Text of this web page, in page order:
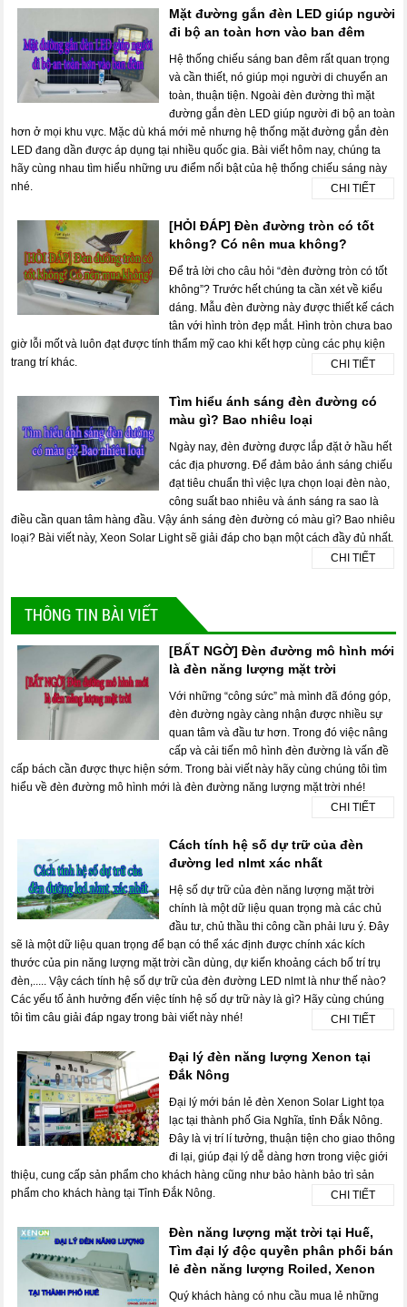
Mặt đường gắn đèn LED giúp người
đi bộ an toàn hơn vào ban đêm
Hệ thống chiếu sáng ban đêm rất quan trọng
và cần thiết, nó giúp mọi người di chuyển an
toàn, thuận tiện. Ngoài đèn đường thì mặt
đường gắn đèn LED giúp người đi bộ an toàn
hơn ở mọi khu vực. Mặc dù khá mới mẻ nhưng hệ thống mặt đường gắn đèn
LED đang dần được áp dụng tại nhiều quốc gia. Bài viết hôm nay, chúng ta
hãy cùng nhau tìm hiểu những ưu điểm nổi bật của hệ thống chiếu sáng này
nhé.
CHI TIẾT
[HỎI ĐÁP] Đèn đường tròn có tốt
không? Có nên mua không?
Để trả lời cho câu hỏi “đèn đường tròn có tốt
không”? Trước hết chúng ta cần xét về kiểu
dáng. Mẫu đèn đường này được thiết kế cách
tân với hình tròn đẹp mắt. Hình tròn chưa bao
giờ lỗi mốt và luôn đạt được tính thẩm mỹ cao khi kết hợp cùng các phụ kiện
trang trí khác.
CHI TIẾT
Tìm hiểu ánh sáng đèn đường có
màu gì? Bao nhiêu loại
Ngày nay, đèn đường được lắp đặt ở hầu hết
các địa phương. Để đảm bảo ánh sáng chiếu
đạt tiêu chuẩn thì việc lựa chọn loại đèn nào,
công suất bao nhiêu và ánh sáng ra sao là
điều cần quan tâm hàng đầu. Vậy ánh sáng đèn đường có màu gì? Bao nhiêu
loại? Bài viết này, Xeon Solar Light sẽ giải đáp cho bạn một cách đầy đủ nhất.
CHI TIẾT
THÔNG TIN BÀI VIẾT
[BẤT NGỜ] Đèn đường mô hình mới
là đèn năng lượng mặt trời
Với những “công sức” mà mình đã đóng góp,
đèn đường ngày càng nhận được nhiều sự
quan tâm và đầu tư hơn. Trong đó việc nâng
cấp và cải tiến mô hình đèn đường là vấn đề
cấp bách cần được thực hiện sớm. Trong bài viết này hãy cùng chúng tôi tìm
hiểu về đèn đường mô hình mới là đèn đường năng lượng mặt trời nhé!
CHI TIẾT
Cách tính hệ số dự trữ của đèn
đường led nlmt xác nhất
Hệ số dự trữ của đèn năng lượng mặt trời
chính là một dữ liệu quan trọng mà các chủ
đầu tư, chủ thầu thi công cần phải lưu ý. Đây
sẽ là một dữ liệu quan trọng để bạn có thể xác định được chính xác kích
thước của pin năng lượng mặt trời cần dùng, dự kiến khoảng cách bố trí trụ
đèn,..... Vậy cách tính hệ số dự trữ của đèn đường LED nlmt là như thế nào?
Các yếu tố ảnh hưởng đến việc tính hệ số dự trữ này là gì? Hãy cùng chúng
tôi tìm câu giải đáp ngay trong bài viết này nhé!
CHI TIẾT
Đại lý đèn năng lượng Xenon tại
Đắk Nông
Đại lý mới bán lẻ đèn Xenon Solar Light tọa
lạc tại thành phố Gia Nghĩa, tỉnh Đắk Nông.
Đây là vị trí lí tưởng, thuận tiện cho giao thông
đi lại, giúp đại lý dễ dàng hơn trong việc giới
thiệu, cung cấp sản phẩm cho khách hàng cũng như bảo hành bảo trì sản
phẩm cho khách hàng tại Tỉnh Đắk Nông.
CHI TIẾT
Đèn năng lượng mặt trời tại Huế,
Tìm đại lý độc quyền phân phối bán
lẻ đèn năng lượng Roiled, Xenon
Quý khách hàng có nhu cầu mua lẻ những